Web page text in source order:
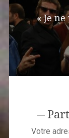
« Je
Votre